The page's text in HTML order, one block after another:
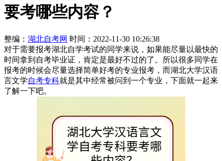
要考哪些内容？
整编： 湖北自考网 时间：2022-11-30 10:26:38
对于需要报考湖北自学考试的同学来说，如果能尽量以最快的
时间拿到自考毕业证，肯定是最好不过的了。所以很多同学在
报考的时候会尽量选择简单好考的专业报考，而湖北大学汉语
言文学自考专科就是其中经常被问到一个专业，下面就一起来
了解一下吧。